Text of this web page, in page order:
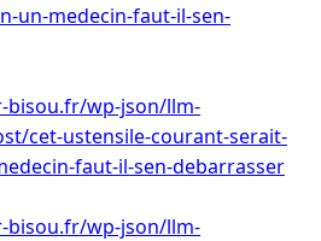
un-medecin-faut-il-sen-
bisou.fr/wp-json/llm-
cet-ustensile-courant-serait-
faut-il-sen-debarrasser
bisou.fr/wp-json/llm-